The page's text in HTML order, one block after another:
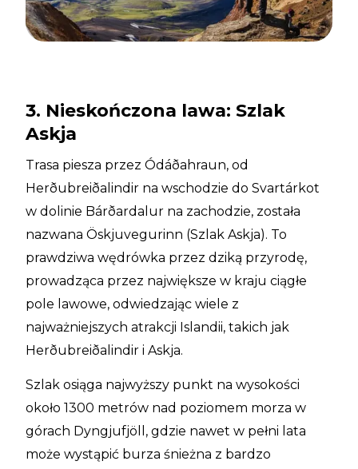
3. Nieskończona lawa: Szlak
Askja
Trasa piesza przez Ódáðahraun, od
Herðubreiðalindir na wschodzie do Svartárkot
w dolinie Bárðardalur na zachodzie, została
nazwana Öskjuvegurinn (Szlak Askja). To
prawdziwa wędrówka przez dziką przyrodę,
prowadząca przez największe w kraju ciągłe
pole lawowe, odwiedzając wiele z
najważniejszych atrakcji Islandii, takich jak
Herðubreiðalindir i Askja.
Szlak osiąga najwyższy punkt na wysokości
około 1300 metrów nad poziomem morza w
górach Dyngjufjöll, gdzie nawet w pełni lata
może wystąpić burza śnieżna z bardzo